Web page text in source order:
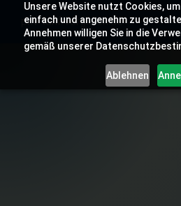
Unsere Website nutzt Cookies,
einfach und angenehm zu
Annehmen willigen Sie in die
gemäß unserer
Ablehnen
pkv-tarif-vergleich.de